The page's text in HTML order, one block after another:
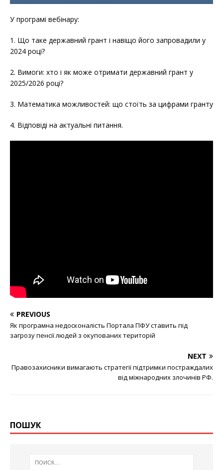
У програмі вебінару:
1. Що таке державний грант і навіщо його запровадили у
2024 році?
2. Вимоги: хто і як може отримати державний грант у
2025/2026 році?
3. Математика можливостей: що стоїть за цифрами гранту
4. Відповіді на актуальні питання.
PREVIOUS
Як програмна недосконалість Портала ПФУ ставить під
загрозу пенсії людей з окупованих територій
NEXT
Правозахисники вимагають стратегії підтримки постраждалих
від міжнародних злочинів РФ.
ПОШУК